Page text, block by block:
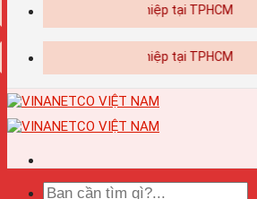
ấn chuyên nghiệp tại TPHCM
ấn chuyên nghiệp tại TPHCM